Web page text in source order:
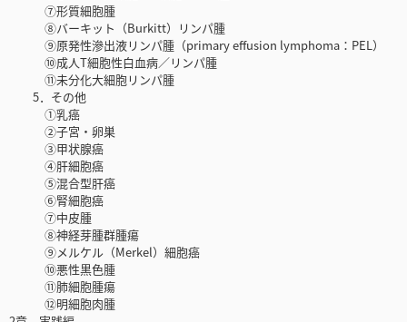
⑦形質細胞腫
⑧バーキット（Burkitt）リンパ腫
⑨原発性滲出液リンパ腫（primary effusion lymphoma：PEL）
⑩成人T細胞性白血病／リンパ腫
⑪未分化大細胞リンパ腫
5．その他
①乳癌
②子宮・卵巣
③甲状腺癌
④肝細胞癌
⑤混合型肝癌
⑥腎細胞癌
⑦中皮腫
⑧神経芽腫群腫瘍
⑨メルケル（Merkel）細胞癌
⑩悪性黒色腫
⑪肺細胞腫瘍
⑫明細胞肉腫